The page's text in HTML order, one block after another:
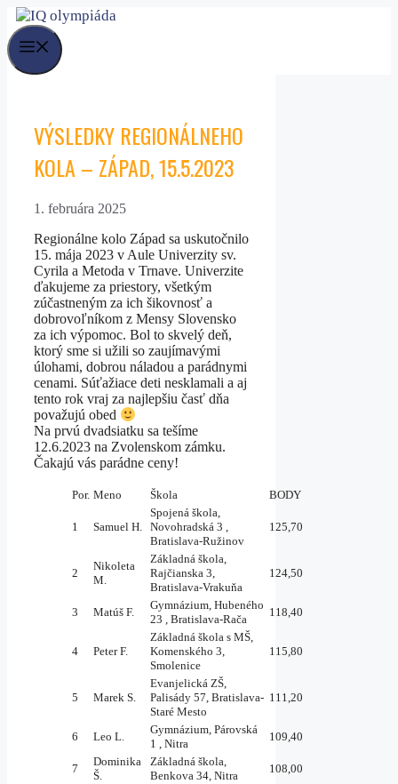
Preskočiť
na
obsah
Menu
VÝSLEDKY REGIONÁLNEHO
KOLA – ZÁPAD, 15.5.2023
1. februára 2025
Regionálne kolo Západ sa uskutočnilo
15. mája 2023 v Aule Univerzity sv.
Cyrila a Metoda v Trnave. Univerzite
ďakujeme za priestory, všetkým
zúčastneným za ich šikovnosť a
dobrovoľníkom z Mensy Slovensko
za ich výpomoc. Bol to skvelý deň,
ktorý sme si užili so zaujímavými
úlohami, dobrou náladou a parádnymi
cenami. Súťažiace deti nesklamali a aj
tento rok vraj za najlepšiu časť dňa
považujú obed
Na prvú dvadsiatku sa tešíme
12.6.2023 na Zvolenskom zámku.
Čakajú vás parádne ceny!
Por. Meno Škola BODY
1 Samuel H.
Spojená škola,
Novohradská 3 ,
Bratislava-Ružinov
125,70
2
Nikoleta
M.
Základná škola,
Rajčianska 3,
Bratislava-Vrakuňa
124,50
3 Matúš F.
Gymnázium, Hubeného
23 , Bratislava-Rača
118,40
4 Peter F.
Základná škola s MŠ,
Komenského 3,
Smolenice
115,80
5 Marek S.
Evanjelická ZŠ,
Palisády 57, Bratislava-
Staré Mesto
111,20
6 Leo L.
Gymnázium, Párovská
1 , Nitra
109,40
7
Dominika
Š.
Základná škola,
Benkova 34, Nitra
108,00